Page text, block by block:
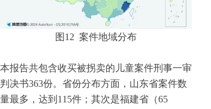
图 12 案件地域分布
本报告共包含收买被拐卖的儿童案件刑事一审
判决书363份。省份分布方面，山东省案件数
量最多，达到115件；其次是福建省（65